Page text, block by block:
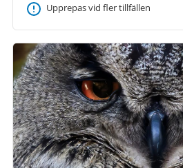
Upprepas vid fler tillfällen